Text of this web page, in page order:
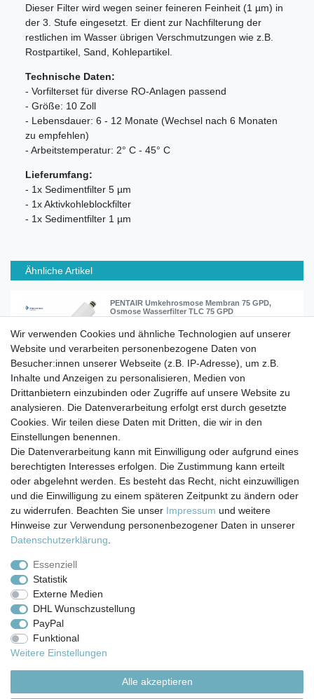
Dieser Filter wird wegen seiner feineren Feinheit (1 µm) in
der 3. Stufe eingesetzt. Er dient zur Nachfilterung der
restlichen im Wasser übrigen Verschmutzungen wie z.B.
Rostpartikel, Sand, Kohlepartikel.
Technische Daten:
- Vorfilterset für diverse RO-Anlagen passend
- Größe: 10 Zoll
- Lebensdauer: 6 - 12 Monate (Wechsel nach 6 Monaten
zu empfehlen)
- Arbeitstemperatur: 2° C - 45° C
Lieferumfang:
- 1x Sedimentfilter 5 µm
- 1x Aktivkohleblockfilter
- 1x Sedimentfilter 1 µm
Ähnliche Artikel
PENTAIR Umkehrosmose Membran 75 GPD,
Osmose Wasserfilter TLC 75 GPD
39,90 € *
In den Warenkorb
*inkl. ges. MwSt.zzgl. Versandkosten
Impressum Daten­schutz­erklärung AGB
Barrierefreiheitserklärung Widerrufs­recht
Versand- & Zahlungsbedingungen
Wir verwenden Cookies und ähnliche Technologien auf unserer
Website und verarbeiten personenbezogene Daten von
Besucher:innen unserer Webseite (z.B. IP-Adresse), um z.B.
Inhalte und Anzeigen zu personalisieren, Medien von
Drittanbietern einzubinden oder Zugriffe auf unsere Website zu
analysieren. Die Datenverarbeitung erfolgt erst durch gesetzte
Cookies. Wir teilen diese Daten mit Dritten, die wir in den
Einstellungen benennen.
Die Datenverarbeitung kann mit Einwilligung oder aufgrund eines
berechtigten Interesses erfolgen. Die Zustimmung kann erteilt
oder abgelehnt werden. Es besteht das Recht, nicht einzuwilligen
und die Einwilligung zu einem späteren Zeitpunkt zu ändern oder
zu widerrufen. Beachten Sie unser Impressum und weitere
Hinweise zur Verwendung personenbezogener Daten in unserer
Daten­schutz­erklärung
Essenziell
Statistik
Externe Medien
DHL Wunschzustellung
PayPal
Funktional
Weitere Einstellungen
Alle akzeptieren